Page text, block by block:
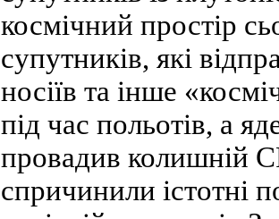
космічний простір
супутників, які
носіїв та інше
під час польотів, а
провадив колишній
спричинили істотні